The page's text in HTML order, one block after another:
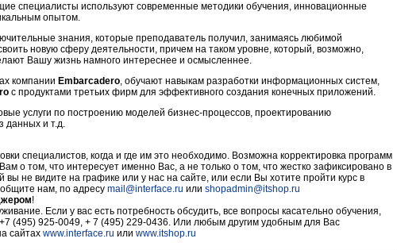
специалисты используют современные методики обучения, инновационные
опытом.
знания, которые преподаватель получил, занимаясь любимой
новую сферу деятельности, причем на таком уровне, который, возможно,
Вашу жизнь намного интереснее и осмысленнее.
компании Embarcadero, обучают навыкам разработки информационных систем,
с продуктами третьих фирм для эффективного создания конечных приложений.
услуги по построению моделей бизнес-процессов, проектированию
данных и т.д.
специалистов, когда и где им это необходимо. Возможна корректировка программ
о том, что интересует именно Вас, а не только о том, что жестко зафиксировано в
вы не видите на графике или у нас на сайте, или если Вы хотите пройти курс в
нам, по адресу mail@interface.ru или shopadmin@itshop.ru
!
Если у вас есть потребность обсудить, все вопросы касательно обучения,
(495) 925-0049, + 7 (495) 229-0436. Или любым другим удобным для Вас
сайтах www.interface.ru или www.itshop.ru